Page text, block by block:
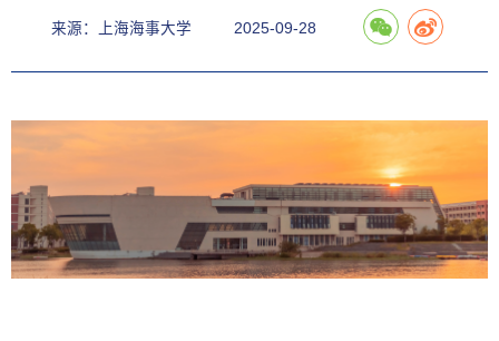
来源：上海海事大学 2025-09-28